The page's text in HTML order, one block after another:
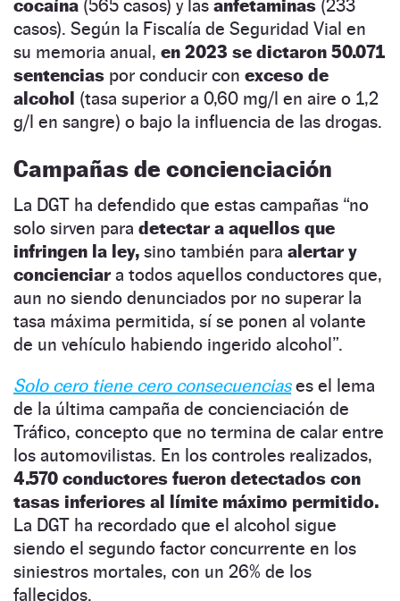
cocaína (565 casos) y las anfetaminas (233
casos). Según la Fiscalía de Seguridad Vial en
su memoria anual, en 2023 se dictaron 50.071
sentencias por conducir con exceso de
alcohol (tasa superior a 0,60 mg/l en aire o 1,2
g/l en sangre) o bajo la influencia de las drogas.
Campañas de concienciación
La DGT ha defendido que estas campañas “no
solo sirven para detectar a aquellos que
infringen la ley, sino también para alertar y
concienciara todos aquellos conductores que,
aun no siendo denunciados por no superar la
tasa máxima permitida, sí se ponen al volante
de un vehículo habiendo ingerido alcohol”.
Solo cero tiene cero consecuencias es el lema
de la última campaña de concienciación de
Tráfico, concepto que no termina de calar entre
los automovilistas. En los controles realizados,
4.570 conductores fueron detectados con
tasas inferiores al límite máximo permitido.
La DGT ha recordado que el alcohol sigue
siendo el segundo factor concurrente en los
siniestros mortales, con un 26% de los
fallecidos.